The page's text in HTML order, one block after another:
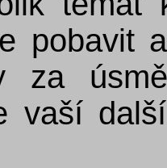
pobavit
za
vaší